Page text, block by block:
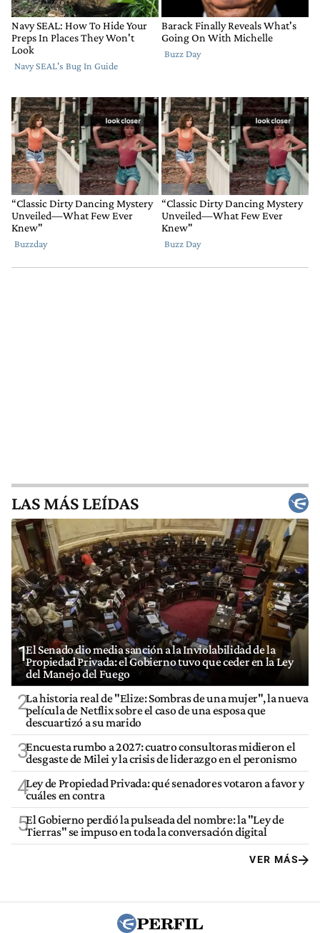
LAS MÁS LEÍDAS
1El Senado dio media sanción a la Inviolabilidad de la
Propiedad Privada: el Gobierno tuvo que ceder en la Ley
del Manejo del Fuego
2La historia real de "Elize: Sombras de una mujer", la nueva
película de Netflix sobre el caso de una esposa que
descuartizó a su marido
3Encuesta rumbo a 2027: cuatro consultoras midieron el
desgaste de Milei y la crisis de liderazgo en el peronismo
4Ley de Propiedad Privada: qué senadores votaron a favor y
cuáles en contra
5El Gobierno perdió la pulseada del nombre: la "Ley de
Tierras" se impuso en toda la conversación digital
VER MÁS